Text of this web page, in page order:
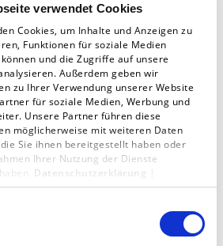
verwendet Cookies
Cookies, um Inhalte und Anzeigen zu
Funktionen für soziale Medien
und die Zugriffe auf unsere
Außerdem geben wir
zu Ihrer Verwendung unserer Website
für soziale Medien, Werbung und
Unsere Partner führen diese
möglicherweise mit weiteren Daten
Sie ihnen bereitgestellt haben oder
Ihrer Nutzung der Dienste
Datenschutzerklärung
sinnvoll schätzen